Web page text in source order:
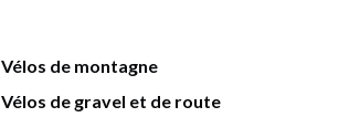
Vélos de montagne
Vélos de gravel et de route